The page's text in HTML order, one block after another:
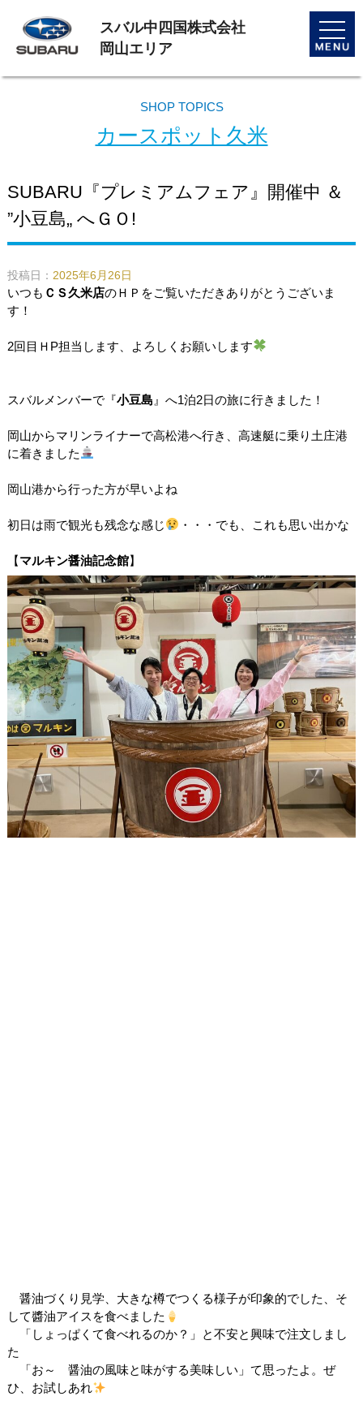
toggle
スバル中四国株式会社
岡山エリア
SHOP TOPICS
カースポット久米
SUBARU『プレミアムフェア』開催中 ＆
”小豆島„ へＧＯ!
投稿日： 2025年6月26日
いつも ＣＳ久米店のＨＰをご覧いただき ありがとうございま
す！
2回目ＨP担当します、よろしくお願いします
スバルメンバーで『小豆島 』へ1泊2日の旅に行きました！
岡山からマリンライナーで高松港へ行き、高速艇に乗り土庄港
に着きました
岡山港から行った方が早いよね
初日は雨で観光も残念な感じ ・・・でも、これも思い出かな
【マルキン醤油記念館】
醤油づくり見学、大きな樽でつくる様子が印象的でした、そ
して醬油アイスを食べました
「しょっぱくて食べれるのか？」と不安と興味で注文しまし
た
「お～ 醤油の風味と味がする美味しい」て思ったよ。ぜ
ひ、お試しあれ